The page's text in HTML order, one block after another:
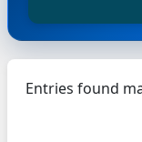
Entries found